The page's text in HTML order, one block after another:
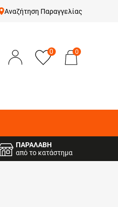
Αναζήτηση Παραγγελίας
0 0
ΠΑΡΑΛΑΒΗ
από το κατάστημα